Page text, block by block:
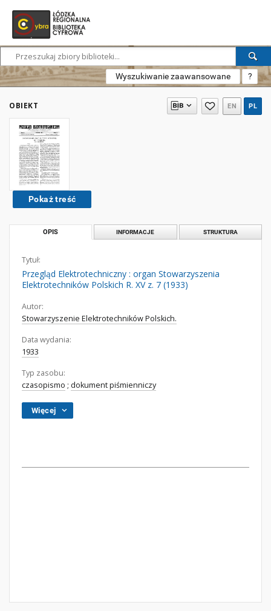
Wyszukiwanie zaawansowane ?
OBIEKT EN PL
Pokaż treść
OPIS INFORMACJE STRUKTURA
Tytuł:
Przegląd Elektrotechniczny : organ Stowarzyszenia
Elektrotechników Polskich R. XV z. 7 (1933)
Autor:
Stowarzyszenie Elektrotechników Polskich.
Data wydania:
1933
Typ zasobu:
czasopismo ; dokument piśmienniczy
Więcej